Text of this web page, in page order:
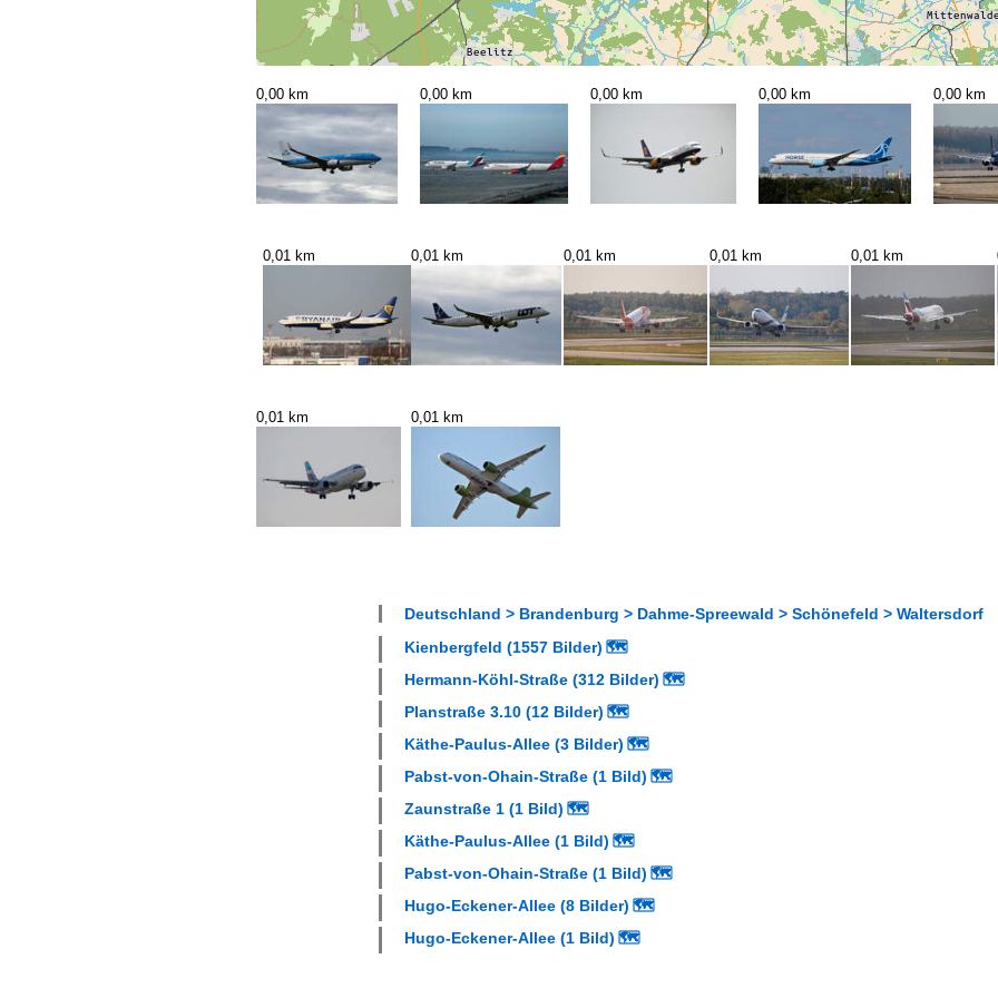
0,00 km 0,00 km 0,00 km 0,00 km 0,00 km
0,01 km 0,01 km 0,01 km 0,01 km 0,01 km
0,01 km 0,01 km
Deutschland > Brandenburg > Dahme-Spreewald > Schönefeld > Waltersdorf
Kienbergfeld (1557 Bilder) 🗺
Hermann-Köhl-Straße (312 Bilder) 🗺
Planstraße 3.10 (12 Bilder) 🗺
Käthe-Paulus-Allee (3 Bilder) 🗺
Pabst-von-Ohain-Straße (1 Bild) 🗺
Zaunstraße 1 (1 Bild) 🗺
Käthe-Paulus-Allee (1 Bild) 🗺
Pabst-von-Ohain-Straße (1 Bild) 🗺
Hugo-Eckener-Allee (8 Bilder) 🗺
Hugo-Eckener-Allee (1 Bild) 🗺